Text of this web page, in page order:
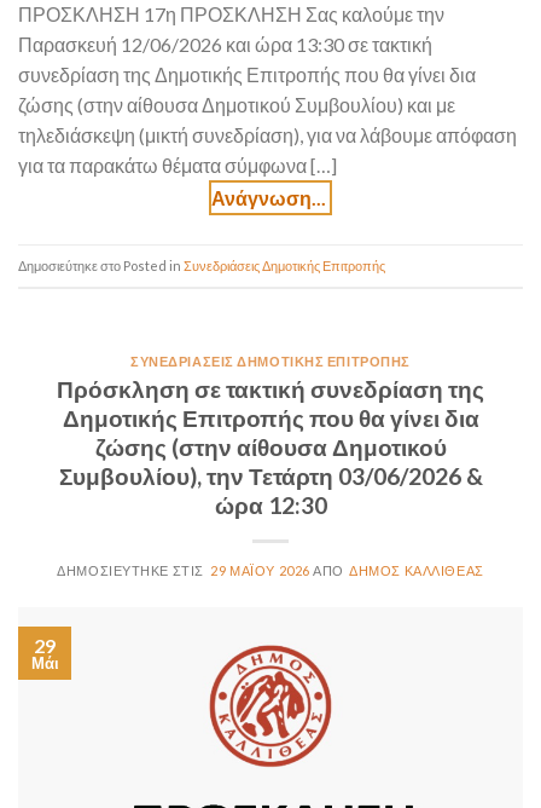
ΠΡΟΣΚΛΗΣΗ 17η ΠΡΟΣΚΛΗΣΗ Σας καλούμε την
Παρασκευή 12/06/2026 και ώρα 13:30 σε τακτική
συνεδρίαση της Δημοτικής Επιτροπής που θα γίνει δια
ζώσης (στην αίθουσα Δημοτικού Συμβουλίου) και με
τηλεδιάσκεψη (μικτή συνεδρίαση), για να λάβουμε απόφαση
για τα παρακάτω θέματα σύμφωνα […]
Posted in Συνεδριάσεις Δημοτικής Επιτροπής
ΣΥΝΕΔΡΙΆΣΕΙΣ ΔΗΜΟΤΙΚΉΣ ΕΠΙΤΡΟΠΉΣ
Πρόσκληση σε τακτική συνεδρίαση της
Δημοτικής Επιτροπής που θα γίνει δια
ζώσης (στην αίθουσα Δημοτικού
Συμβουλίου), την Τετάρτη 03/06/2026 &
ώρα 12:30
29 ΜΑΪ́ΟΥ 2026 ΔΉΜΟΣ ΚΑΛΛΙΘΈΑΣ
29
Μάι